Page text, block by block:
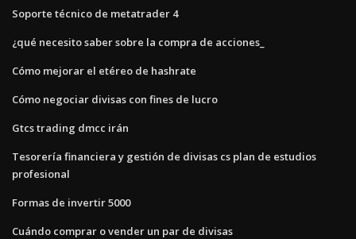
Soporte técnico de metatrader 4
¿qué necesito saber sobre la compra de acciones_
Cómo mejorar el etéreo de hashrate
Cómo negociar divisas con fines de lucro
Gtcs trading dmcc irán
Tesorería financiera y gestión de divisas cs plan de estudios
profesional
Formas de invertir 5000
Cuándo comprar o vender un par de divisas